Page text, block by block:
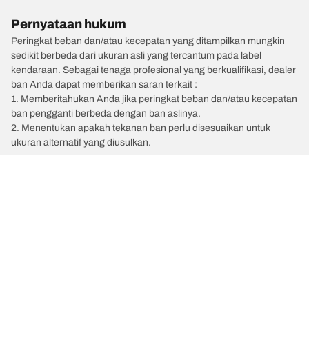
Pernyataan hukum
Peringkat beban dan/atau kecepatan yang ditampilkan mungkin
sedikit berbeda dari ukuran asli yang tercantum pada label
kendaraan. Sebagai tenaga profesional yang berkualifikasi, dealer
ban Anda dapat memberikan saran terkait :
1. Memberitahukan Anda jika peringkat beban dan/atau kecepatan
ban pengganti berbeda dengan ban aslinya.
2. Menentukan apakah tekanan ban perlu disesuaikan untuk
ukuran alternatif yang diusulkan.